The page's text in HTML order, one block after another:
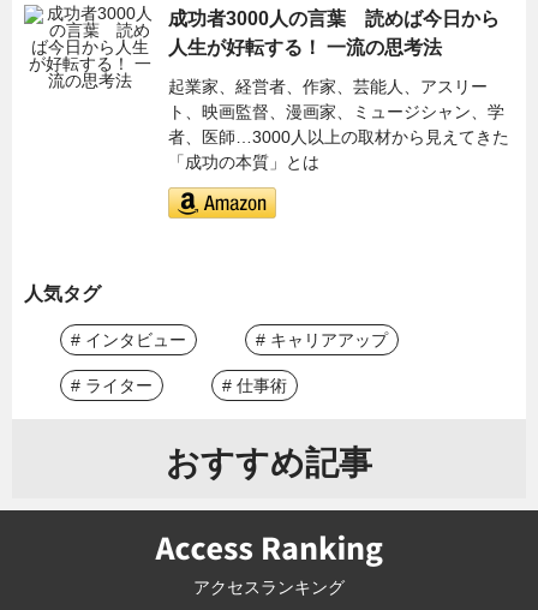
成功者3000人の言葉 読めば今日から
人生が好転する！ 一流の思考法
起業家、経営者、作家、芸能人、アスリー
ト、映画監督、漫画家、ミュージシャン、学
者、医師…3000人以上の取材から見えてきた
「成功の本質」とは
人気タグ
# インタビュー # キャリアアップ
# ライター # 仕事術
おすすめ記事
アクセスランキング